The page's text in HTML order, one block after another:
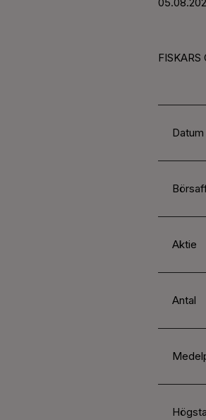
FISKARS
Datum
Aktie
Antal